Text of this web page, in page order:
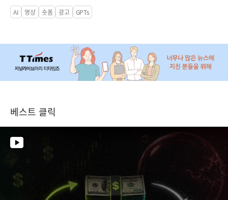
AI 영상 숏폼 광고 GPTs
베스트 클릭